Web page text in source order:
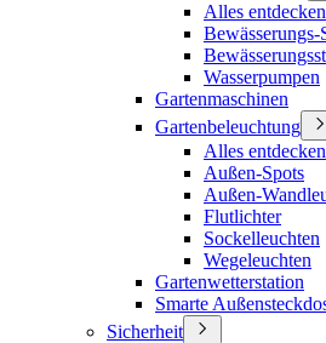
Alles entdecken
Bewässerungs-
Wasserpumpen
Gartenmaschinen
Gartenbeleuchtung
Alles entdecken
Außen-Spots
Außen-
Flutlichter
Sockelleuchten
Wegeleuchten
Gartenwetterstation
Smarte
Sicherheit